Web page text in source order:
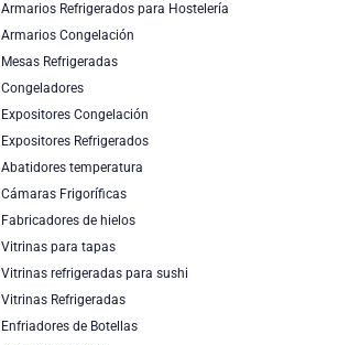
Armarios Refrigerados para Hostelería
Armarios Congelación
Mesas Refrigeradas
Congeladores
Expositores Congelación
Expositores Refrigerados
Abatidores temperatura
Cámaras Frigoríficas
Fabricadores de hielos
Vitrinas para tapas
Vitrinas refrigeradas para sushi
Vitrinas Refrigeradas
Enfriadores de Botellas